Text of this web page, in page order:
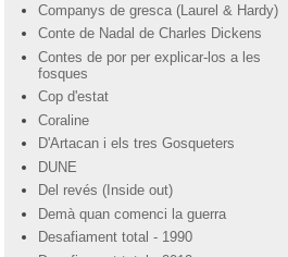
Companys de gresca (Laurel & Hardy)
Conte de Nadal de Charles Dickens
Contes de por per explicar-los a les
fosques
Cop d'estat
Coraline
D'Artacan i els tres Gosqueters
DUNE
Del revés (Inside out)
Demà quan comenci la guerra
Desafiament total - 1990